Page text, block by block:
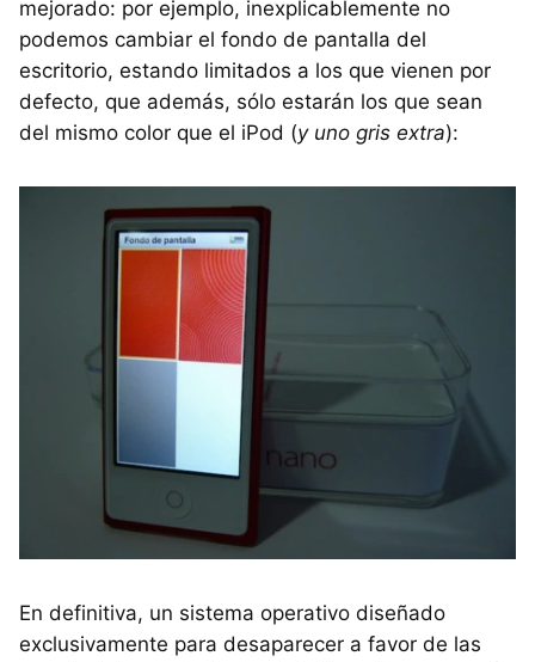
mejorado: por ejemplo, inexplicablemente no
podemos cambiar el fondo de pantalla del
escritorio, estando limitados a los que vienen por
defecto, que además, sólo estarán los que sean
del mismo color que el iPod (y uno gris extra):
En definitiva, un sistema operativo diseñado
exclusivamente para desaparecer a favor de las